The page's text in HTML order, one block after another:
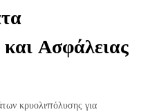
Ασφάλειας
κρυολιπόλυσης για